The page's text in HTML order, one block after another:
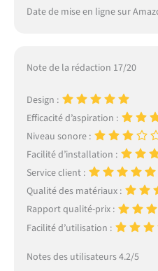
Date de mise en ligne sur
Note de la rédaction 17/20
Design :
Efficacité d’aspiration :
Niveau sonore :
Facilité d’installation :
Service client :
Qualité des matériaux :
Rapport qualité-prix :
Facilité d’utilisation :
Notes des utilisateurs 4.2/5